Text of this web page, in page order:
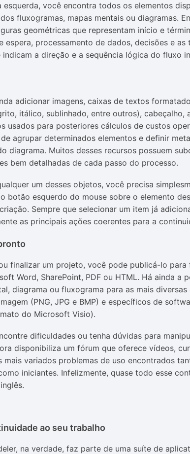
esquerda, você encontra todos os elementos
fluxogramas, mapas mentais ou diagramas.
geométricas que representam início e
espera, processamento de dados, decisões e as
indicam a direção e a sequência lógica do fluxo
adicionar imagens, caixas de textos
itálico, sublinhado, entre outros), cabeçalho,
usados para posteriores cálculos de custos
agrupar determinados elementos e definir
diagrama. Muitos desses recursos possuem
bem detalhadas de cada passo do processo.
um desses objetos, você precisa
botão esquerdo do mouse sobre o elemento
Sempre que selecionar um item já
as principais ações coerentes para a
finalizar um projeto, você pode publicá-lo
Word, SharePoint, PDF ou HTML. Há ainda a
diagrama ou fluxograma para as mais diversas
(PNG, JPG e BMP) e específicos de
do Microsoft Visio).
dificuldades ou tenha dúvidas para
disponibiliza um fórum que oferece vídeos,
mais variados problemas de uso encontrados
iniciantes. Infelizmente, quase todo esse
ao seu trabalho
na verdade, faz parte de uma suíte de